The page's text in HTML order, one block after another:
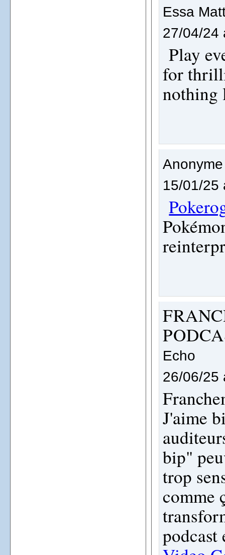
Essa
27/04/24
Play
for
Anonyme
15/01/25
Echo
26/06/25
J'aime
bip"
trop
comme